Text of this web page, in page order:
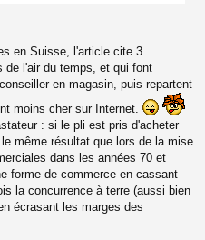
en Suisse, l'article cite 3
de l'air du temps, et qui font
en magasin, puis repartent
moins cher sur Internet.
: si le pli est pris d'acheter
même résultat que lors de la mise
dans les années 70 et
forme de commerce en cassant
la concurrence à terre (aussi bien
écrasant les marges des